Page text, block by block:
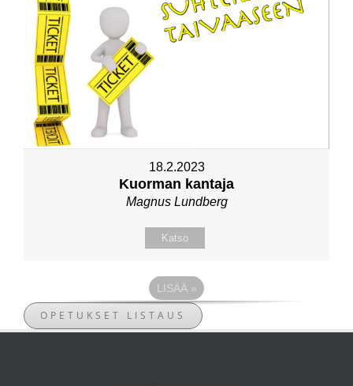
18.2.2023
Kuorman kantaja
Magnus Lundberg
Katso
LISÄÄ »
OPETUKSET LISTAUS